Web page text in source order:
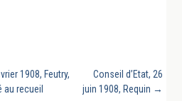
1908, Feutry,
recueil
Conseil d’Etat, 26
juin 1908, Requin →